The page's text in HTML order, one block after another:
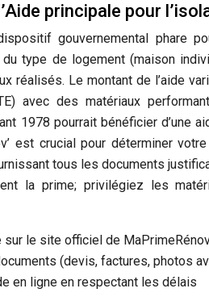
principale pour
gouvernemental phare
type de logement (maison
réalisés. Le montant de l’aide
avec des matériaux
1978 pourrait bénéficier d’une
est crucial pour déterminer
tous les documents
la prime; privilégiez les
le site officiel de
(devis, factures, photos
en ligne en respectant les délais